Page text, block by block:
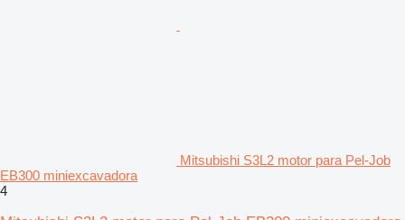
Mitsubishi S3L2 motor para Pel-Job
EB300 miniexcavadora
4